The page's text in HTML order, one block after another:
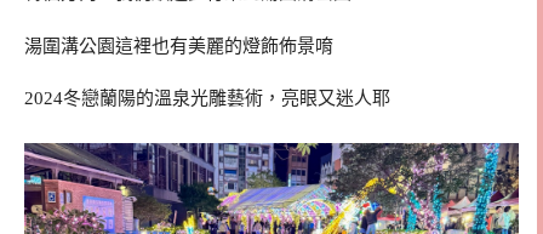
湯圍溝公園這裡也有美麗的燈飾佈景唷
2024冬戀蘭陽的溫泉光雕藝術，亮眼又迷人耶